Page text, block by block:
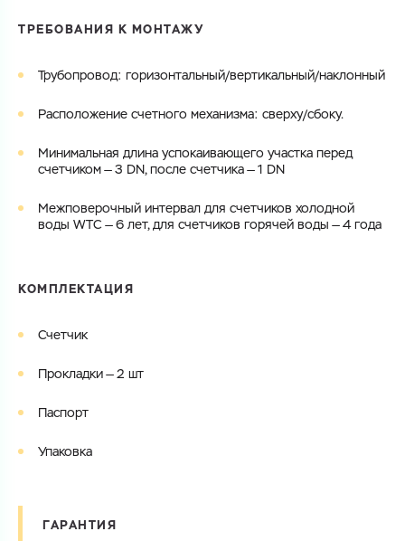
ТРЕБОВАНИЯ К МОНТАЖУ
Трубопровод: горизонтальный/вертикальный/наклонный
Расположение счетного механизма: сверху/сбоку.
Минимальная длина успокаивающего участка перед
счетчиком — 3 DN, после счетчика — 1 DN
Межповерочный интервал для счетчиков холодной
воды WTC — 6 лет, для счетчиков горячей воды — 4 года
КОМПЛЕКТАЦИЯ
Счетчик
Прокладки — 2 шт
Паспорт
Упаковка
ГАРАНТИЯ